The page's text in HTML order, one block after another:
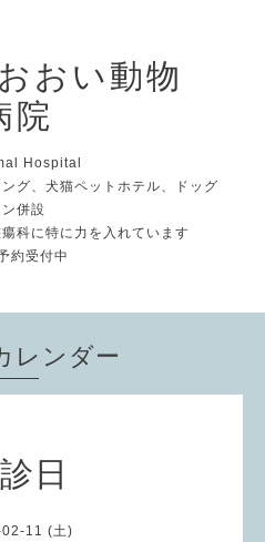
おい動物
院
Hospital
グ、犬猫ペットホテル、ドッグ
ン併設
科に特に力を入れています
約受付中
レンダー
日
11 (土)